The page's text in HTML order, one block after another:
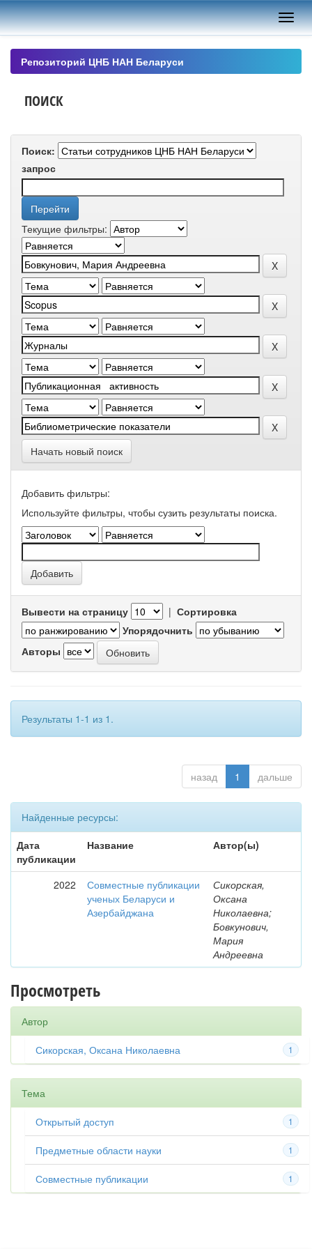
Skip
navigation
Репозиторий ЦНБ НАН Беларуси
ПОИСК
Поиск:
запрос
Текущие фильтры:
Начать новый поиск
Добавить фильтры:
Используйте фильтры, чтобы сузить результаты поиска.
Вывести на страницу | Сортировка
Упорядочнить
Авторы
Результаты 1-1 из 1.
назад 1 дальше
Найденные ресурсы:
Дата
публикации
Название Автор(ы)
2022
Совместные публикации
ученых Беларуси и
Азербайджана
Сикорская,
Оксана
Николаевна;
Бовкунович,
Мария
Андреевна
Просмотреть
Автор
1
Сикорская, Оксана Николаевна
Тема
1
Открытый доступ
1
Предметные области науки
1
Совместные публикации